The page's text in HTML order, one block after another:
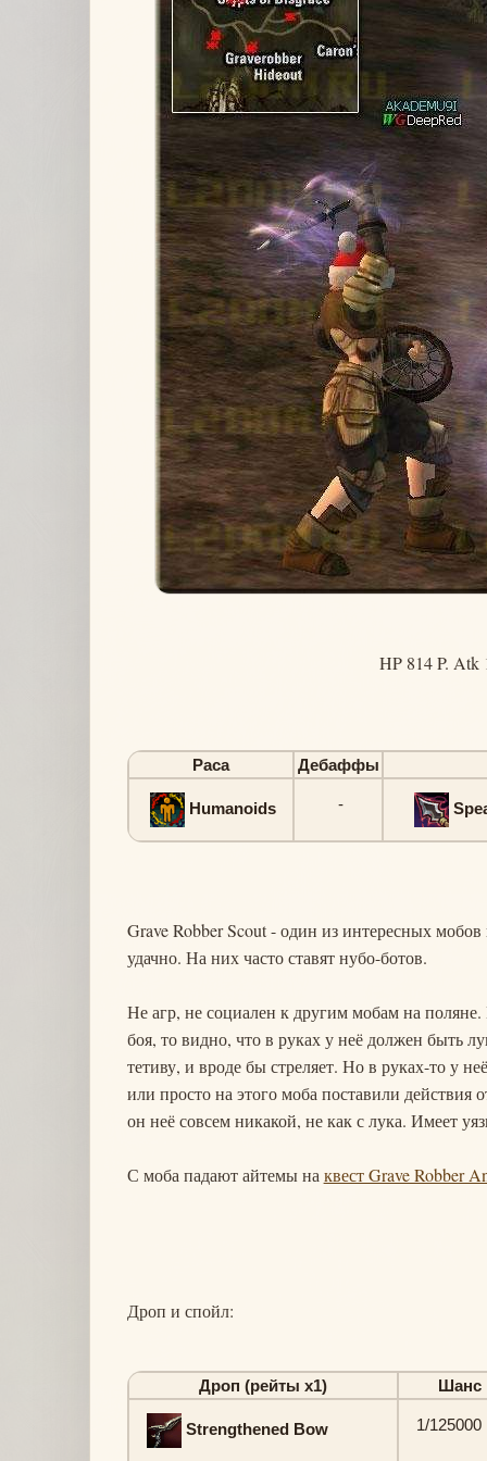
HP 814 P. Atk
Раса Дебаффы
Humanoids -
Grave Robber Scout - один из интересных
удачно. На них часто ставят нубо-ботов.
Не агр, не социален к другим мобам на
боя, то видно, что в руках у неё должен быть
тетиву, и вроде бы стреляет. Но в руках-то у
или просто на этого моба поставили действия
он неё совсем никакой, не как с лука. Имеет
С моба падают айтемы на квест Grave Robber
Дроп и спойл:
Дроп (рейты х1) Шанс
Strengthened Bow 1/125000